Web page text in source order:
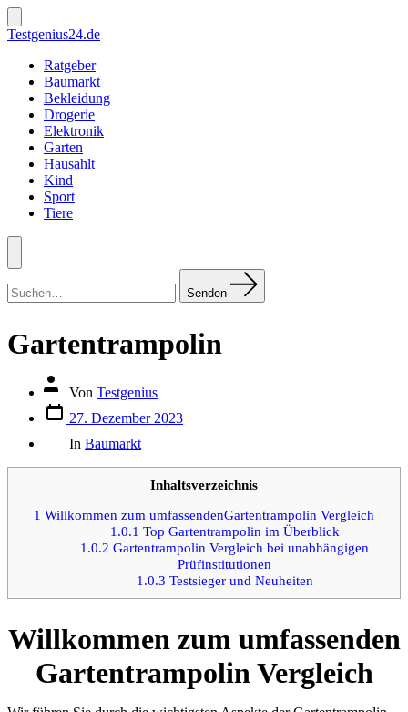
Zum
Inhalt
springen
Suche
ein-/ausblenden
Testgenius24.de
Ratgeber
Baumarkt
Bekleidung
Drogerie
Elektronik
Garten
Hausahlt
Kind
Sport
Tiere
Menü
nach:
Senden
Gartentrampolin
Autor
Beitrags
Von Testgenius
Datum
des
Beitrags
27. Dezember 2023
In Baumarkt
Inhaltsverzeichnis
1 Willkommen zum umfassendenGartentrampolin Vergleich
1.0.1 Top Gartentrampolin im Überblick
1.0.2 Gartentrampolin Vergleich bei unabhängigen
Prüfinstitutionen
1.0.3 Testsieger und Neuheiten
Willkommen zum umfassenden
Gartentrampolin Vergleich